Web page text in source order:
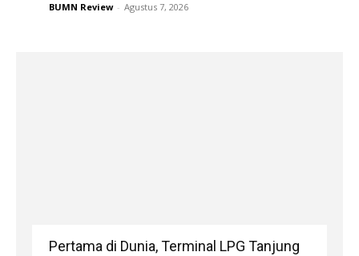
BUMN Review - Agustus 7, 2026
Pertama di Dunia, Terminal LPG Tanjung